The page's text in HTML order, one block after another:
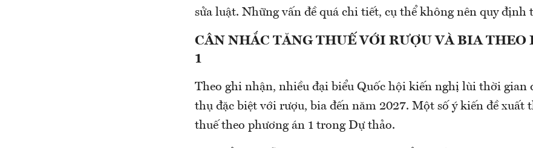
sửa luật. Những vấn đề quá chi tiết, cụ thể không nên quy định
CÂN NHẮC TĂNG THUẾ VỚI RƯỢU VÀ BIA THEO
1
Theo ghi nhận, nhiều đại biểu Quốc hội kiến nghị lùi thời gian
thụ đặc biệt với rượu, bia đến năm 2027. Một số ý kiến đề xuất
thuế theo phương án 1 trong Dự thảo.